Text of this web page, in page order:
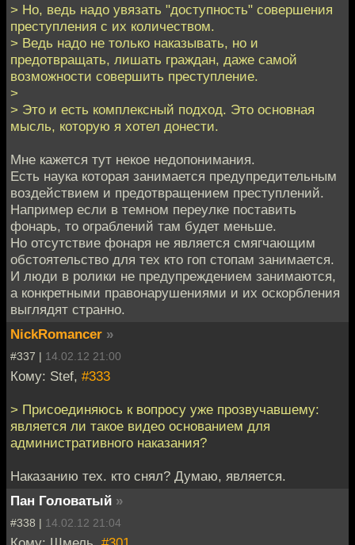
> Но, ведь надо увязать "доступность" совершения
преступления с их количеством.
> Ведь надо не только наказывать, но и
предотвращать, лишать граждан, даже самой
возможности совершить преступление.
>
> Это и есть комплексный подход. Это основная
мысль, которую я хотел донести.
Мне кажется тут некое недопонимания.
Есть наука которая занимается предупредительным
воздействием и предотвращением преступлений.
Например если в темном переулке поставить
фонарь, то ограблений там будет меньше.
Но отсутствие фонаря не является смягчающим
обстоятельство для тех кто гоп стопам занимается.
И люди в ролики не предупреждением занимаются,
а конкретными правонарушениями и их оскорбления
выглядят странно.
NickRomancer »
#337 | 14.02.12 21:00
Кому: Stef, #333
> Присоединяюсь к вопросу уже прозвучавшему:
является ли такое видео основанием для
административного наказания?
Наказанию тех. кто снял? Думаю, является.
Пан Головатый »
#338 | 14.02.12 21:04